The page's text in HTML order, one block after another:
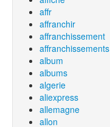
affr
affranchir
affranchissement
affranchissements
album
albums
algerie
aliexpress
allemagne
allon